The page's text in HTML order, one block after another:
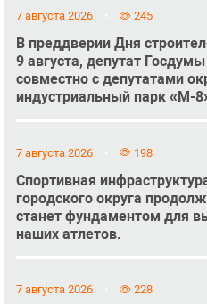
7 августа 2026 245
В преддверии Дня
9 августа, депутат
совместно с депутатами
индустриальный парк «М-
7 августа 2026 198
Спортивная
городского округа
станет фундаментом для
наших атлетов.
7 августа 2026 228